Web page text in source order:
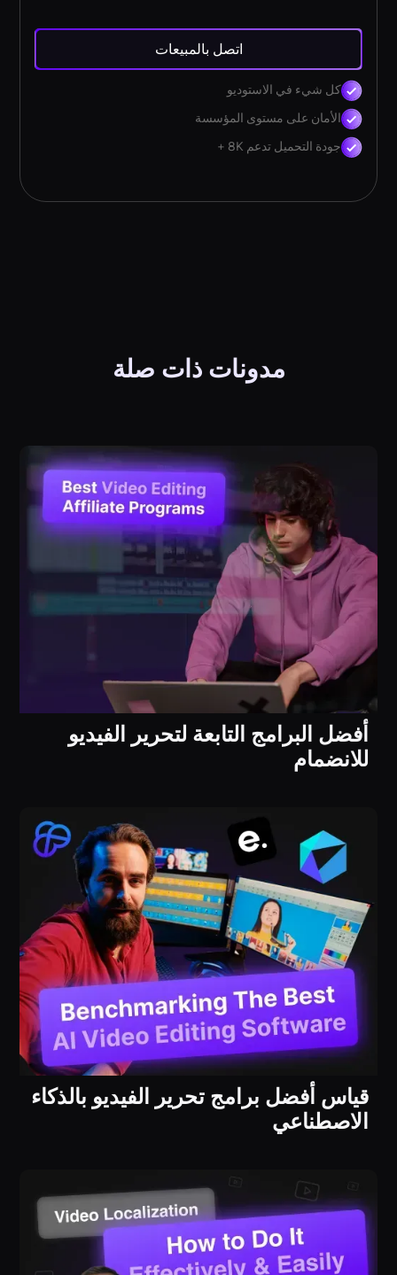
اتصل بالمبيعات
كل شيء في الاستوديو
الأمان على مستوى المؤسسة
جودة التحميل تدعم 8K +
مدونات ذات صلة
أفضل البرامج التابعة لتحرير الفيديو
للانضمام
قياس أفضل برامج تحرير الفيديو بالذكاء
الاصطناعي